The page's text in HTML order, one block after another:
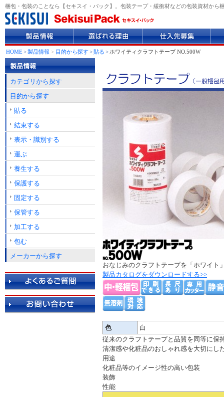
梱包・包装のことなら【セキスイ・パック】。包装テープ・緩衝材などの包装資材から
品
情
報
ば
れ
理
入
先
業
HOME>製品情報 > 目的から探す> 貼る > ホワイティクラフトテープ NO.500W
おなじみのクラフトテープを「ホワイト
製品カタログをダウンロードする>>
色
白
従来のクラフトテープと品質を同等に保
清潔感や化粧品のおしゃれ感を大切にし
用途
化粧品等のイメージ性の高い包装
装飾
性能
カテゴリから探す
目的から探す
貼る
結束する
表示・識別する
運ぶ
養生する
保護する
固定する
保管する
加工する
包む
メーカーから探す